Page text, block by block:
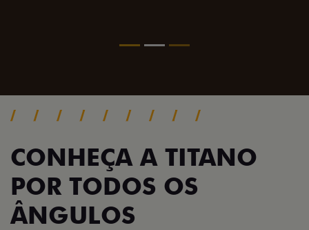
Pack tecnologia
CONHEÇA A TITANO
POR TODOS OS
ÂNGULOS